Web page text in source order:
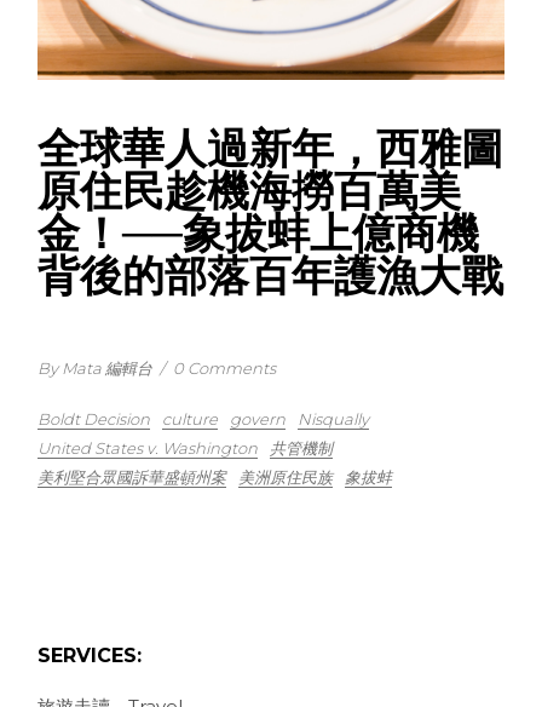
全球華人過新年，西雅圖
原住民趁機海撈百萬美
金！──象拔蚌上億商機
背後的部落百年護漁大戰
By Mata 編輯台 / 0 Comments
Boldt Decision culture govern
Nisqually
United States v. Washington
共管機制
美利堅合眾國訴華盛頓州案
美洲原住民族 象拔蚌
SERVICES: